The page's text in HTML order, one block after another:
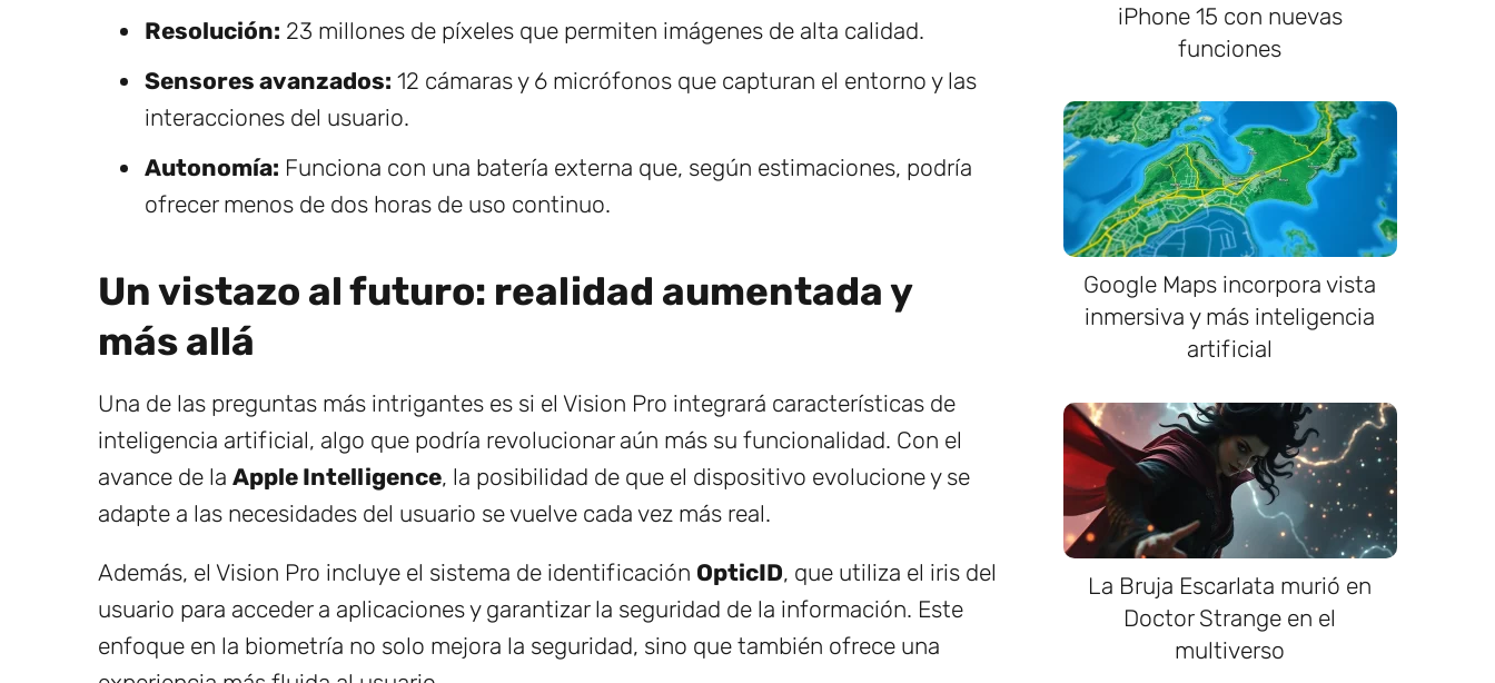
Resolución: 23 millones de píxeles que permiten imágenes de alta calidad.
Sensores avanzados: 12 cámaras y 6 micrófonos que capturan el entorno y las
interacciones del usuario.
Autonomía: Funciona con una batería externa que, según estimaciones, podría
ofrecer menos de dos horas de uso continuo.
Un vistazo al futuro: realidad aumentada y
más allá
Una de las preguntas más intrigantes es si el Vision Pro integrará características de
inteligencia artificial, algo que podría revolucionar aún más su funcionalidad. Con el
avance de la Apple Intelligence, la posibilidad de que el dispositivo evolucione y se
adapte a las necesidades del usuario se vuelve cada vez más real.
Además, el Vision Pro incluye el sistema de identificación OpticID, que utiliza el iris del
usuario para acceder a aplicaciones y garantizar la seguridad de la información. Este
enfoque en la biometría no solo mejora la seguridad, sino que también ofrece una
iPhone 15 con nuevas
funciones
Google Maps incorpora vista
inmersiva y más inteligencia
artificial
La Bruja Escarlata murió en
Doctor Strange en el
multiverso